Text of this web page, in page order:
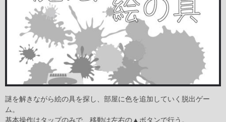
謎を解きながら絵の具を探し、部屋に色を追加していく脱出ゲー
ム。
基本操作はタップのみで、移動は左右の▲ボタンで行う。